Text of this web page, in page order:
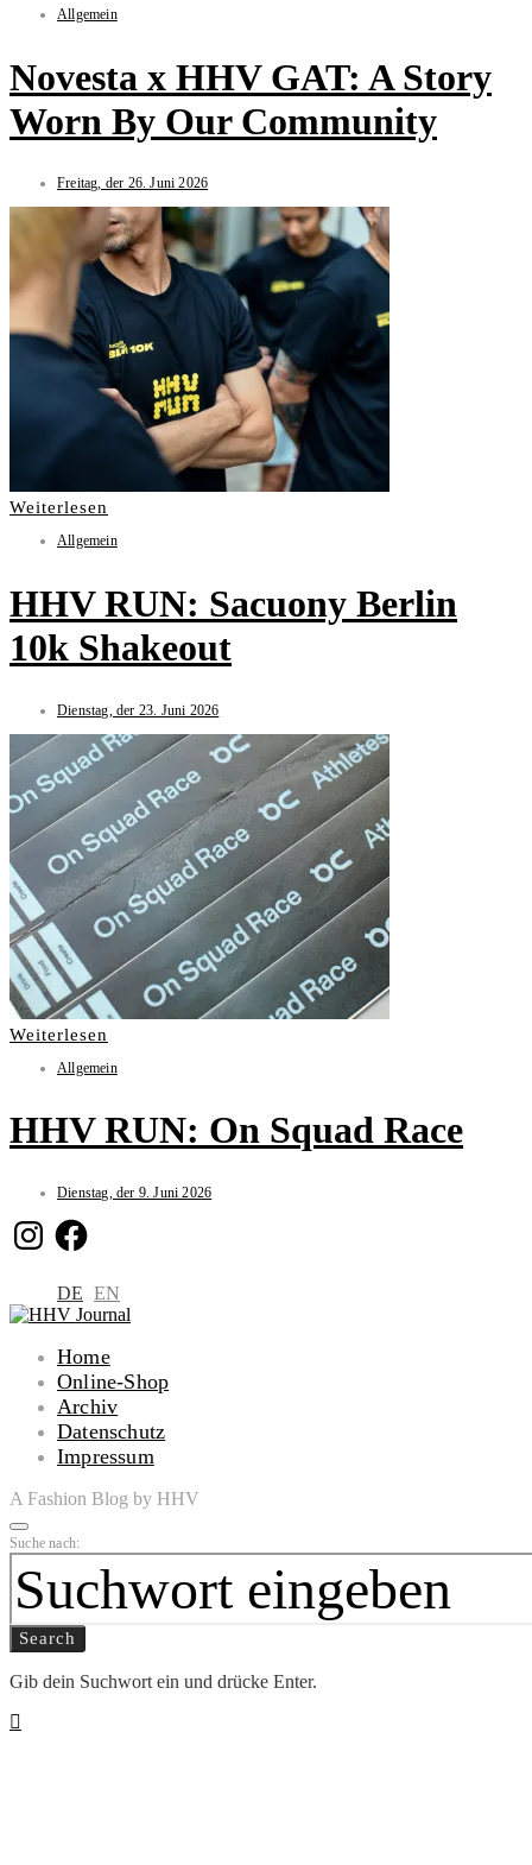
Allgemein
Novesta x HHV GAT: A Story
Worn By Our Community
Freitag, der 26. Juni 2026
Weiterlesen
Allgemein
HHV RUN: Sacuony Berlin
10k Shakeout
Dienstag, der 23. Juni 2026
Weiterlesen
Allgemein
HHV RUN: On Squad Race
Dienstag, der 9. Juni 2026
InstagramFacebook
DE EN
Home
Online-Shop
Archiv
Datenschutz
Impressum
A Fashion Blog by HHV
Suche nach:
Search
Gib dein Suchwort ein und drücke Enter.